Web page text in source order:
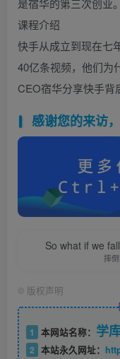
是宿华的第三次创业。
课程介绍
快手从成立到现在七
40亿条视频，他们为
CEO宿华分享快手背
感谢您的来访
So what if we
摔
© 版权声明
1 本网站名称： 学
2 本站永久网址：